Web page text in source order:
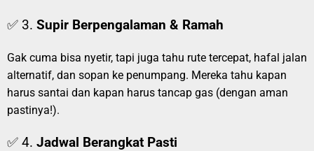
✅ 3. Supir Berpengalaman & Ramah
Gak cuma bisa nyetir, tapi juga tahu rute tercepat, hafal jalan
alternatif, dan sopan ke penumpang. Mereka tahu kapan
harus santai dan kapan harus tancap gas (dengan aman
pastinya!).
✅ 4. Jadwal Berangkat Pasti